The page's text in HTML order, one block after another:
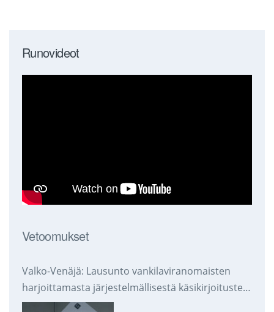
Runovideot
Vetoomukset
Valko-Venäjä: Lausunto vankilaviranomaisten
harjoittamasta järjestelmällisestä käsikirjoitusten
takavarikoinnista ja tuhoamisesta